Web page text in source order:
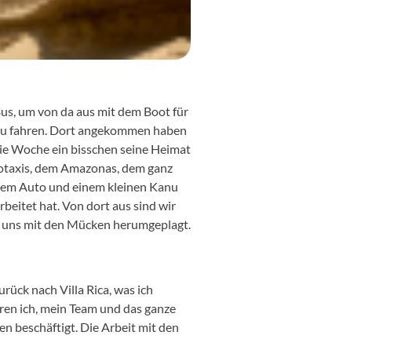
um von da aus mit dem Boot für
fahren. Dort angekommen haben
Woche ein bisschen seine Heimat
dem Amazonas, dem ganz
Auto und einem kleinen Kanu
hat. Von dort aus sind wir
mit den Mücken herumgeplagt.
nach Villa Rica, was ich
ich, mein Team und das ganze
beschäftigt. Die Arbeit mit den